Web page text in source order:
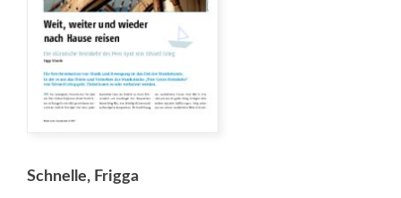
Schnelle, Frigga